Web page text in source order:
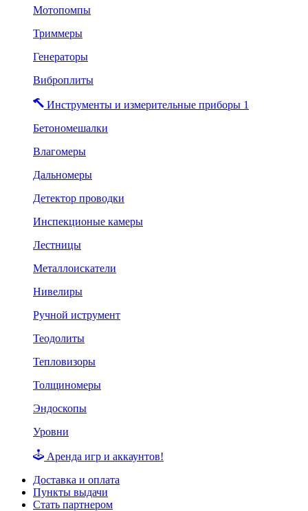
Мотопомпы
Триммеры
Генераторы
Виброплиты
Инструменты и измерительные приборы 1
Бетономешалки
Влагомеры
Дальномеры
Детектор проводки
Инспекционые камеры
Лестницы
Металлоискатели
Нивелиры
Ручной иструмент
Теодолиты
Тепловизоры
Толщиномеры
Эндоскопы
Уровни
Аренда игр и аккаунтов!
Доставка и оплата
Пункты выдачи
Стать партнером